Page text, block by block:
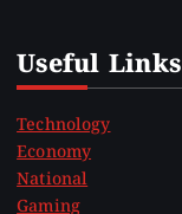
Useful Links
Technology
Economy
National
Gaming